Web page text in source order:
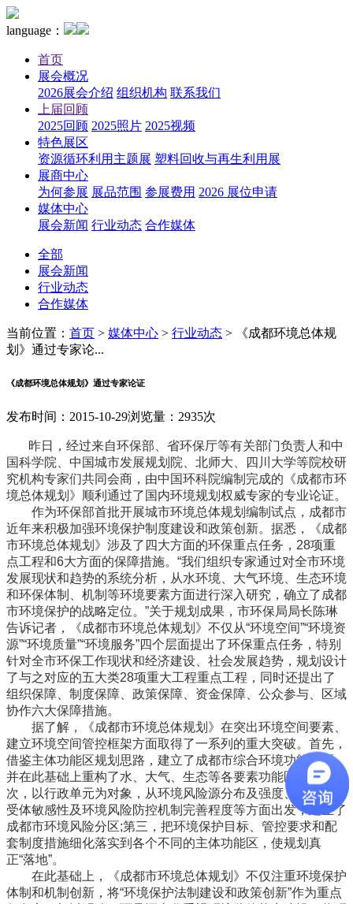
language：
首页
展会概况
2026展会介绍 组织机构 联系我们
上届回顾
2025回顾 2025照片 2025视频
特色展区
资源循环利用主题展 塑料回收与再生利用展
展商中心
为何参展 展品范围 参展费用 2026 展位申请
媒体中心
展会新闻 行业动态 合作媒体
全部
展会新闻
行业动态
合作媒体
当前位置： 首页 > 媒体中心 > 行业动态 >
《成都环境总体规
划》通过专家论...
《成都环境总体规划》通过专家论证
发布时间：2015-10-29浏览量：2935次
昨日，经过来自环保部、省环保厅等有关部门负责人和中
国科学院、中国城市发展规划院、北师大、四川大学等院校研
究机构专家们共同会商，由中国环科院编制完成的《成都市环
境总体规划》顺利通过了国内环境规划权威专家的专业论证。
作为环保部首批开展城市环境总体规划编制试点，成都市
近年来积极加强环境保护制度建设和政策创新。据悉，《成都
市环境总体规划》涉及了四大方面的环保重点任务，28项重
点工程和6大方面的保障措施。“我们组织专家通过对全市环境
发展现状和趋势的系统分析，从水环境、大气环境、生态环境
和环保体制、机制等环境要素方面进行深入研究，确立了成都
市环境保护的战略定位。”关于规划成果，市环保局局长陈琳
告诉记者，《成都市环境总体规划》不仅从“环境空间”“环境资
源”“环境质量”“环境服务”四个层面提出了环保重点任务，特别
针对全市环保工作现状和经济建设、社会发展趋势，规划设计
了与之对应的五大类28项重大工程重点工程，同时还提出了
组织保障、制度保障、政策保障、资金保障、公众参与、区域
协作六大保障措施。
据了解，《成都市环境总体规划》在突出环境空间要素、
建立环境空间管控框架方面取得了一系列的重大突破。首先，
借鉴主体功能区规划思路，建立了成都市综合环境功能分区，
并在此基础上重构了水、大气、生态等各要素功能区划;其
次，以行政单元为对象，从环境风险源分布及强度、环境风险
受体敏感性及环境风险防控机制完善程度等方面出发，建立了
成都市环境风险分区;第三，把环境保护目标、管控要求和配
套制度措施细化落实到各个不同的主体功能区，使规划真
正“落地”。
在此基础上，《成都市环境总体规划》不仅注重环境保护
体制和机制创新，将“环境保护法制建设和政策创新”作为重点